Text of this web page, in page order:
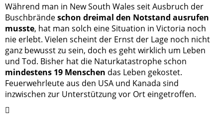
Während man in New South Wales seit Ausbruch der
Buschbrändeschon dreimal den Notstand ausrufen
musste, hat man solch eine Situation in Victoria noch
nie erlebt. Vielen scheint der Ernst der Lage noch nicht
ganz bewusst zu sein, doch es geht wirklich um Leben
und Tod. Bisher hat die Naturkatastrophe schon
mindestens 19 Menschen das Leben gekostet.
Feuerwehrleute aus den USA und Kanada sind
inzwischen zur Unterstützung vor Ort eingetroffen.